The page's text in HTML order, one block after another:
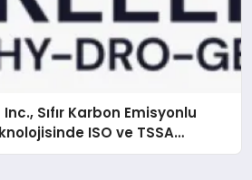
Sıfır Karbon Emisyonlu
ISO ve TSSA
Aldı